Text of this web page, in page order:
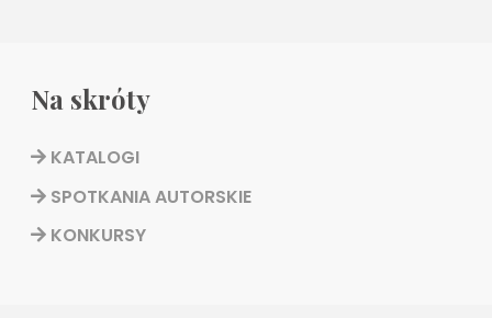
Na skróty
KATALOGI
SPOTKANIA AUTORSKIE
KONKURSY